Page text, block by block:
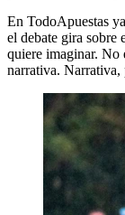
En TodoApuestas
el debate gira sobre
quiere imaginar. No
narrativa. Narrativa,